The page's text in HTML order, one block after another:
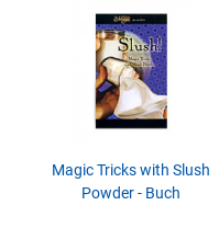
Magic Tricks with Slush
Powder - Buch